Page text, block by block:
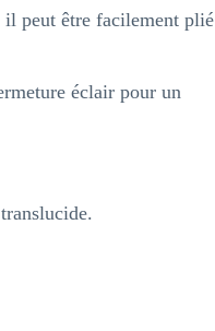
peut être facilement plié
éclair pour un